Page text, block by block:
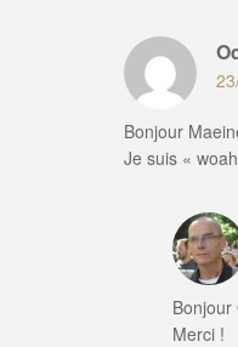
Bonjour
Je suis «
Bonjour
Merci !